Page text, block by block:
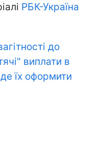
РБК-Україна
до
виплати в
їх оформити